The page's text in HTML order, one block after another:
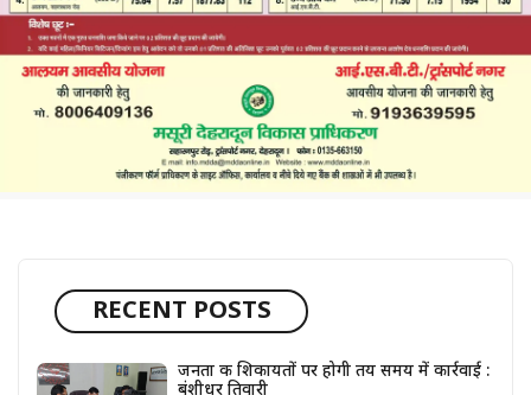
RECENT POSTS
जनता की शिकायतों पर होगी तय समय में कार्रवाई :